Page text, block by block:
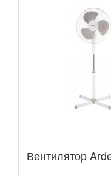
Вентилятор